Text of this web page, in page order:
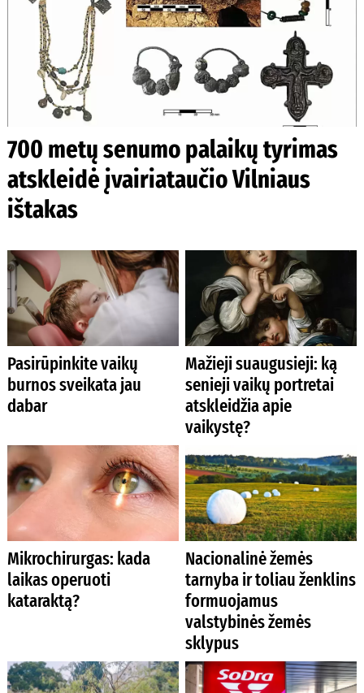
700 metų senumo palaikų tyrimas
atskleidė įvairiataučio Vilniaus
ištakas
Pasirūpinkite vaikų
burnos sveikata jau
dabar
Mažieji suaugusieji: ką
senieji vaikų portretai
atskleidžia apie
vaikystę?
Mikrochirurgas: kada
laikas operuoti
kataraktą?
Nacionalinė žemės
tarnyba ir toliau ženklins
formuojamus
valstybinės žemės
sklypus